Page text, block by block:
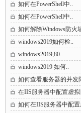
如何在PowerShell中..
如何在PowerShell中..
如何解除Windows防火
windows2019如何检..
windows2019,80..
windows2019 如何..
如何查看服务器的并发
在IIS服务器中配置虚拟
如何在IIS服务器中配置